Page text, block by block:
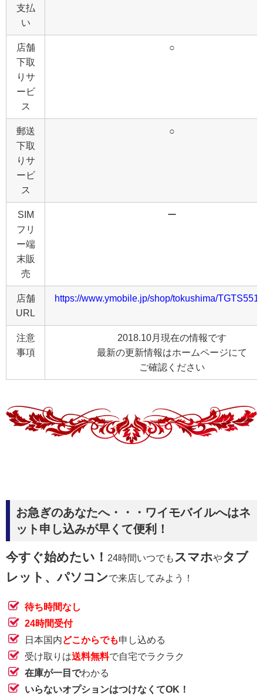
支払
い
店舗
下取
りサ
ービ
ス
○
郵送
下取
りサ
ービ
ス
○
SIM
フリ
ー端
末販
売
ー
店舗
URL
https://www.ymobile.jp/shop/tokushima/
注意
事項
2018.10月現在の情報です
最新の更新情報はホームページにて
ご確認ください
お急ぎのあなたへ・・・ワイモバイルへはネ
ット申し込みが早くて便利！
今すぐ始めたい！ 24時間いつでもスマホやタブ
レット、パソコンで来店してみよう！
待ち時間なし
24時間受付
日本国内どこからでも申し込める
受け取りは送料無料で自宅でラクラク
在庫が一目でわかる
いらないオプションはつけなくてOK！